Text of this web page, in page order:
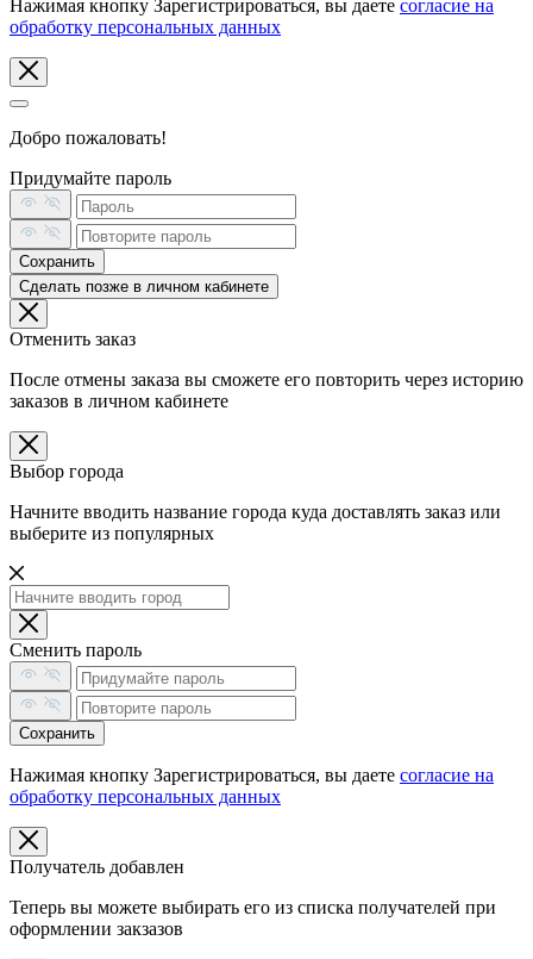
Нажимая кнопку Зарегистрироваться, вы даете согласие на
обработку персональных данных
Добро пожаловать!
Придумайте пароль
Сохранить
Сделать позже в личном кабинете
Отменить заказ
После отмены заказа вы сможете его повторить через историю
заказов в личном кабинете
Выбор города
Начните вводить название города куда доставлять заказ или
выберите из популярных
Сменить пароль
Сохранить
Нажимая кнопку Зарегистрироваться, вы даете согласие на
обработку персональных данных
Получатель добавлен
Теперь вы можете выбирать его из списка получателей при
оформлении закзазов